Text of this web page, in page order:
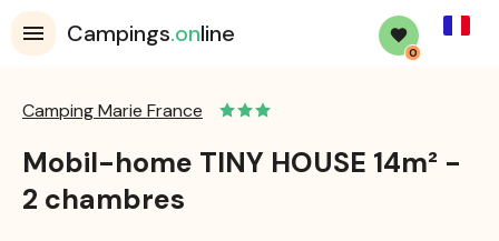
Campings.online
0
Camping Marie France
Mobil-home TINY HOUSE 14m² -
2 chambres